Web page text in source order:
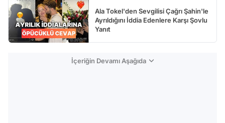
Ala Tokel'den Sevgilisi Çağrı Şahin'le
Ayrıldığını İddia Edenlere Karşı Şovlu
Yanıt
İçeriğin Devamı Aşağıda